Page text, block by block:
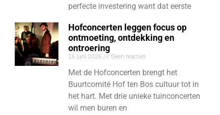
perfecte investering want dat eerste
Hofconcerten leggen focus op
ontmoeting, ontdekking en
ontroering
26 juni 2026 Geen reacties
Met de Hofconcerten brengt het
Buurtcomité Hof ten Bos cultuur tot in
het hart. Met drie unieke tuinconcerten
wil men buren en